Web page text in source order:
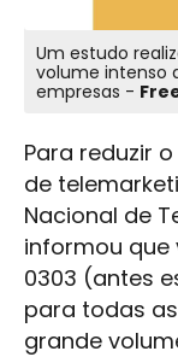
Um estudo
volume intenso
empresas -
Para reduzir
de
Nacional de
informou que
0303 (antes
para todas
grande